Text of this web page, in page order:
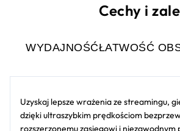
Cechy i
WYDAJNOŚĆŁATWOŚĆ
Uzyskaj lepsze wrażenia ze streamingu,
dzięki ultraszybkim prędkościom
rozszerzonemu zasięgowi i niezawodnym